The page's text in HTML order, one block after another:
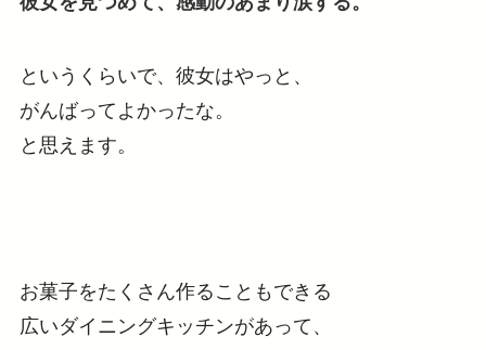
というくらいで、彼女はやっと、
がんばってよかったな。
と思えます。
お菓子をたくさん作ることもできる
広いダイニングキッチンがあって、